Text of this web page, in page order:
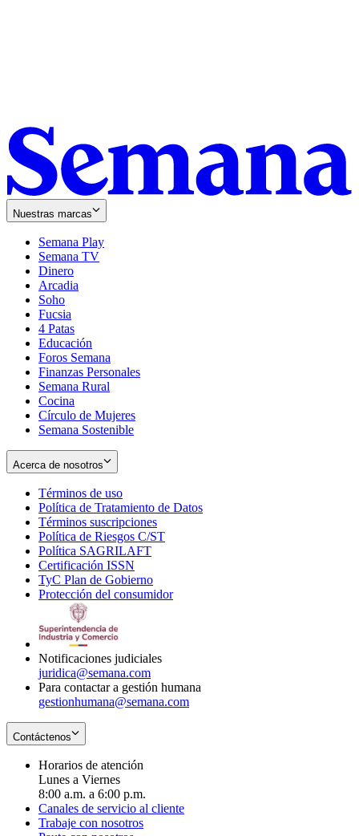
Nuestras marcas
Semana Play
Semana TV
Dinero
Arcadia
Soho
in
new
window
Fucsia
in
new
window
4 Patas
Educación
Foros Semana
Finanzas Personales
Semana Rural
Cocina
Círculo de Mujeres
Semana Sostenible
Acerca de nosotros
Términos de uso
in
new
window
Política de Tratamiento de Datos
Términos suscripciones
in
Política de Riesgos C/ST
Política SAGRILAFT
new
window
Certificación ISSN
in
new
TyC Plan de Gobierno
in
Protección del consumidorOpens
Notificaciones judiciales
juridica@semana.com
Para contactar a gestión humana
gestionhumana@semana.com
Contáctenos
Horarios de atención
Lunes a Viernes
8:00 a.m. a 6:00 p.m.
Canales de servicio al cliente
Trabaje con nosotros